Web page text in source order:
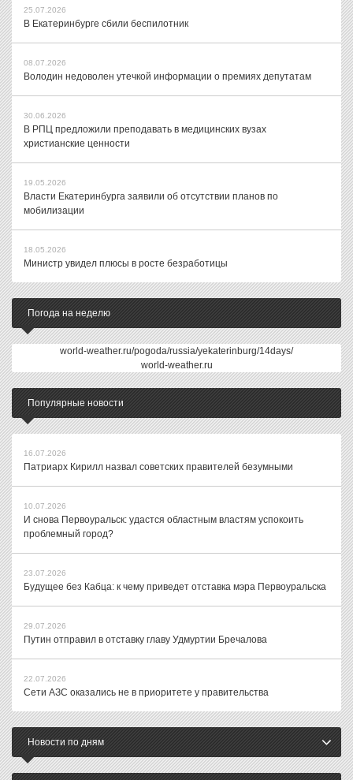
25.07.2026
В Екатеринбурге сбили беспилотник
08.07.2026
Володин недоволен утечкой информации о премиях депутатам
30.06.2026
В РПЦ предложили преподавать в медицинских вузах
христианские ценности
19.05.2026
Власти Екатеринбурга заявили об отсутствии планов по
мобилизации
18.05.2026
Министр увидел плюсы в росте безработицы
Погода на неделю
world-weather.ru/pogoda/russia/yekaterinburg/14days/
world-weather.ru
Популярные новости
16.07.2026
Патриарх Кирилл назвал советских правителей безумными
10.07.2026
И снова Первоуральск: удастся областным властям успокоить
проблемный город?
23.07.2026
Будущее без Кабца: к чему приведет отставка мэра Первоуральска
29.07.2026
Путин отправил в отставку главу Удмуртии Бречалова
22.07.2026
Сети АЗС оказались не в приоритете у правительства
Новости по дням